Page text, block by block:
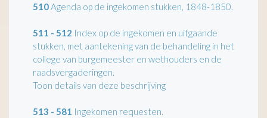
510 Agenda op de ingekomen stukken, 1848-1850.
511 - 512 Index op de ingekomen en uitgaande
stukken, met aantekening van de behandeling in het
college van burgemeester en wethouders en de
raadsvergaderingen.
Toon details van deze beschrijving
513 - 581 Ingekomen requesten.